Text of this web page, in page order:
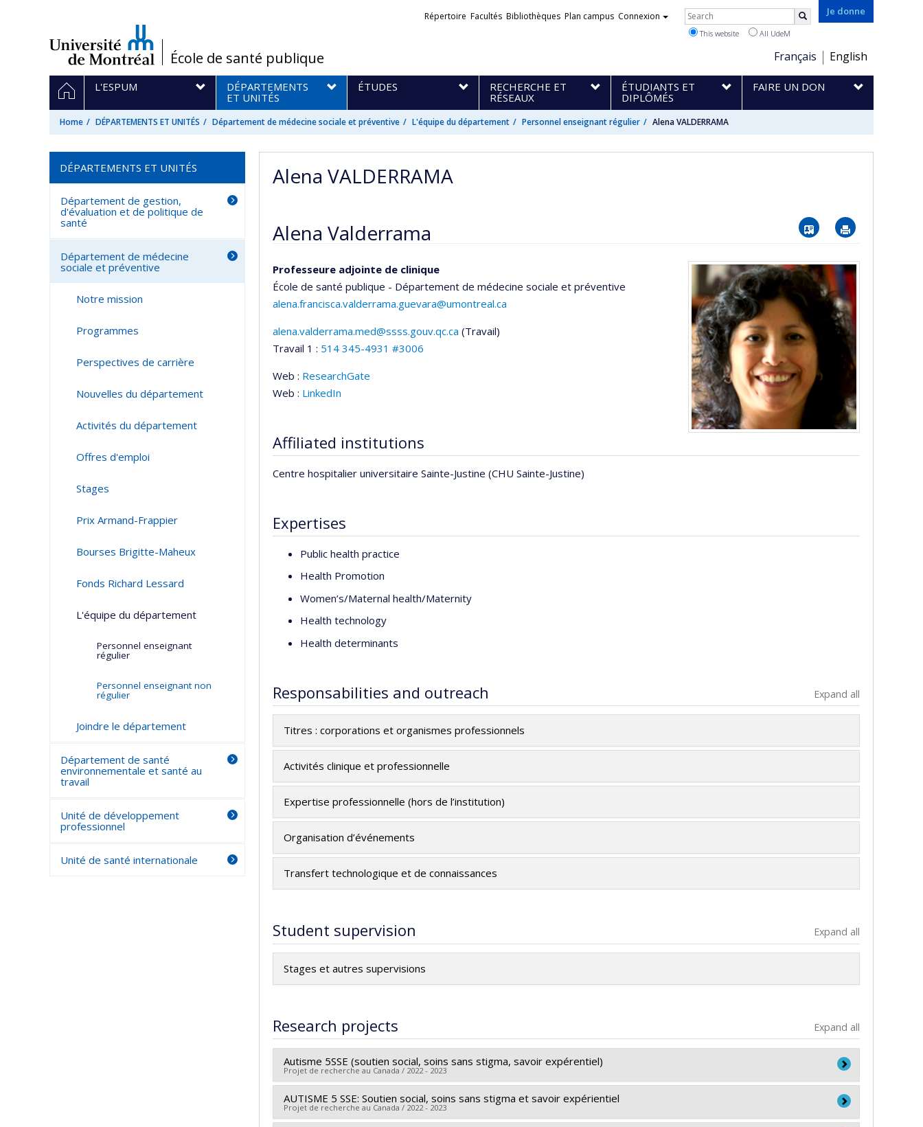
/École de santé publique
Je donne
Choix
de
la
langue
Français English
Liens
Répertoire Facultés Bibliothèques Plan campus Connexion Rechercher
This website All UdeM
Navigation
principale
HOMEL'ESPUM
DÉPARTEMENTS
ET UNITÉS
ÉTUDES
RECHERCHE ET
RÉSEAUX
ÉTUDIANTS ET
DIPLÔMÉS
FAIRE UN DON
Home DÉPARTEMENTS ET UNITÉS Département de médecine sociale et préventive L'équipe du département Personnel enseignant régulier Alena VALDERRAMA
Alena VALDERRAMA
Alena Valderrama Vcard
Professeure adjointe de clinique
École de santé publique - Département de médecine sociale et préventive
alena.francisca.valderrama.guevara@umontreal.ca
Courriels
alena.valderrama.med@ssss.gouv.qc.ca (Travail)
Travail 1 : 514 345-4931 #3006
Web : ResearchGate
Web : LinkedIn
Affiliated institutions
Centre hospitalier universitaire Sainte-Justine (CHU Sainte-Justine)
Expertises
Public health practice
Health Promotion
Women’s/Maternal health/Maternity
Health technology
Health determinants
Responsabilities and outreach Expand all
Titres : corporations et organismes professionnels
Activités clinique et professionnelle
Expertise professionnelle (hors de l’institution)
Organisation d’événements
Transfert technologique et de connaissances
Student supervision Expand all
Stages et autres supervisions
Research projects Expand all
Autisme 5SSE (soutien social, soins sans stigma, savoir expérentiel)
Projet de recherche au Canada / 2022 - 2023
Lead researcher : Baudouin Forgeot d'Arc ,Alena Valderrama
AUTISME 5 SSE: Soutien social, soins sans stigma et savoir expérientiel
Projet de recherche au Canada / 2022 - 2023
DÉPARTEMENTS ET UNITÉS
Département de gestion,
d'évaluation et de politique de
santé
Département de médecine
sociale et préventive
Notre mission
Programmes
Perspectives de carrière
Nouvelles du département
Activités du département
Offres d'emploi
Stages
Prix Armand-Frappier
Bourses Brigitte-Maheux
Fonds Richard Lessard
L'équipe du département
Personnel enseignant
régulier
Personnel enseignant non
régulier
Joindre le département
Département de santé
environnementale et santé au
travail
Unité de développement
professionnel
Unité de santé internationale